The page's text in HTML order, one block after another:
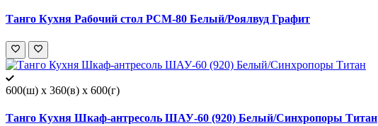
Танго Кухня Рабочий стол РСМ-80 Белый/Роялвуд Графит
600(ш) x 360(в) x 600(г)
Танго Кухня Шкаф-антресоль ШАУ-60 (920) Белый/Синхропоры Титан